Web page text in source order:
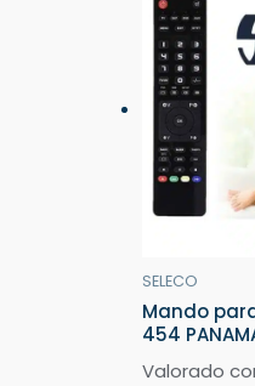
SELECO
Mando para
454
Valorado